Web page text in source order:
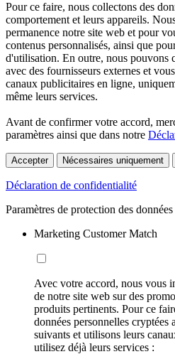
Pour ce faire, nous collectons des
comportement et leurs appareils.
permanence notre site web et pour
contenus personnalisés, ainsi que
d'utilisation. En outre, nous pouvons
avec des fournisseurs externes et
canaux publicitaires en ligne,
même leurs services.
Avant de confirmer votre accord,
paramètres ainsi que dans notre
Accepter Nécessaires uniquement
Déclaration de confidentialité
Paramètres de protection des
Marketing Customer Match
Avec votre accord, nous vous
de notre site web sur des
produits pertinents. Pour ce
données personnelles cryptées
suivants et utilisons leurs
utilisez déjà leurs services :